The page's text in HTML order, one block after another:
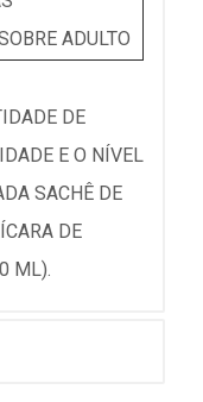
ADULTO
DE
E O NÍVEL
SACHÊ DE
DE
ML).